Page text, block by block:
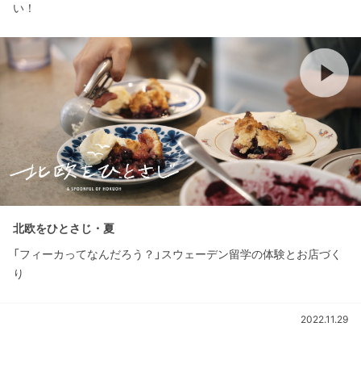
い！
北欧をひとさじ・夏
「フィーカってなんだろう？」スウェーデン留学の体験とお店づく
り
2022.11.29